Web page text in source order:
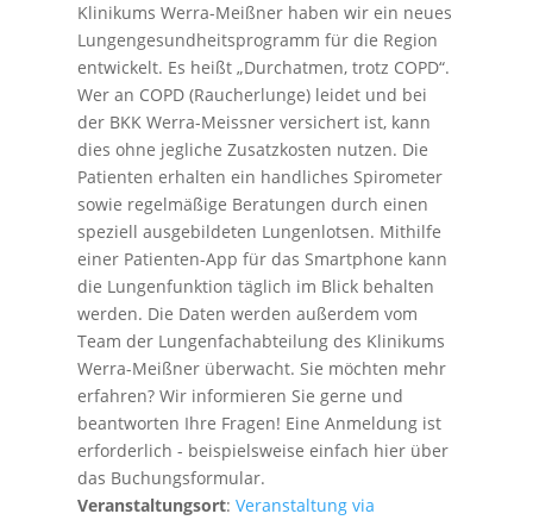
Klinikums Werra-Meißner haben wir ein neues
Lungengesundheitsprogramm für die Region
entwickelt. Es heißt „Durchatmen, trotz COPD“.
Wer an COPD (Raucherlunge) leidet und bei
der BKK Werra-Meissner versichert ist, kann
dies ohne jegliche Zusatzkosten nutzen. Die
Patienten erhalten ein handliches Spirometer
sowie regelmäßige Beratungen durch einen
speziell ausgebildeten Lungenlotsen. Mithilfe
einer Patienten-App für das Smartphone kann
die Lungenfunktion täglich im Blick behalten
werden. Die Daten werden außerdem vom
Team der Lungenfachabteilung des Klinikums
Werra-Meißner überwacht. Sie möchten mehr
erfahren? Wir informieren Sie gerne und
beantworten Ihre Fragen! Eine Anmeldung ist
erforderlich - beispielsweise einfach hier über
das Buchungsformular.
Veranstaltungsort: Veranstaltung via